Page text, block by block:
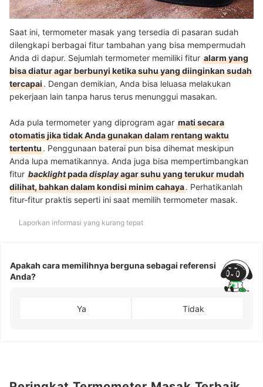
Saat ini, termometer masak yang tersedia di pasaran sudah
dilengkapi berbagai fitur tambahan yang bisa mempermudah
Anda di dapur. Sejumlah termometer memiliki fitur alarm yang
bisa diatur agar berbunyi ketika suhu yang diinginkan sudah
tercapai. Dengan demikian, Anda bisa leluasa melakukan
pekerjaan lain tanpa harus terus menunggui masakan.
Ada pula termometer yang diprogram agar mati secara
otomatis jika tidak Anda gunakan dalam rentang waktu
tertentu. Penggunaan baterai pun bisa dihemat meskipun
Anda lupa mematikannya. Anda juga bisa mempertimbangkan
fitur backlightpadadisplayagar suhu yang terukur mudah
dilihat, bahkan dalam kondisi minim cahaya. Perhatikanlah
fitur-fitur praktis seperti ini saat memilih termometer masak.
Laporkan informasi yang kurang tepat
Apakah cara memilihnya berguna sebagai referensi
Anda?
Ya Tidak